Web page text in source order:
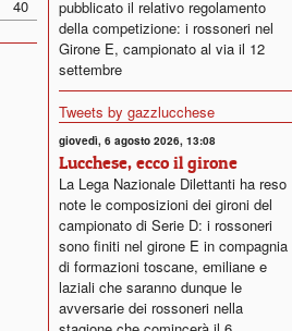
40
pubblicato il relativo regolamento
della competizione: i rossoneri nel
Girone E, campionato al via il 12
settembre
Tweets by gazzlucchese
giovedì, 6 agosto 2026, 13:08
Lucchese, ecco il girone
La Lega Nazionale Dilettanti ha reso
note le composizioni dei gironi del
campionato di Serie D: i rossoneri
sono finiti nel girone E in compagnia
di formazioni toscane, emiliane e
laziali che saranno dunque le
avversarie dei rossoneri nella